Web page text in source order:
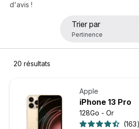
d'avis !
Trier par
20 résultats
Apple
iPhone 13 Pro
128Go - Or
163